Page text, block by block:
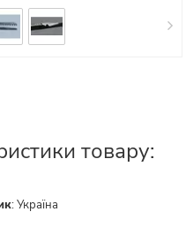
товару:
:Україна